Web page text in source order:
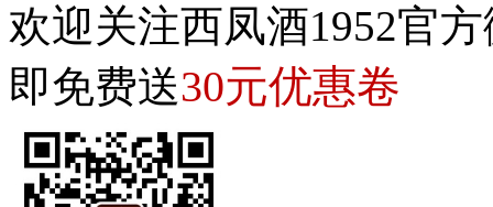
欢迎关注西凤酒1952官
即免费送30元优惠卷